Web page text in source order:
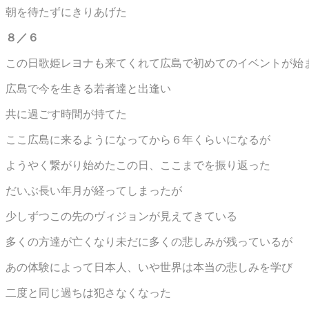
朝を待たずにきりあげた
８／６
この日歌姫レヨナも来てくれて広島で初めてのイベントが始
広島で今を生きる若者達と出逢い
共に過ごす時間が持てた
ここ広島に来るようになってから６年くらいになるが
ようやく繋がり始めたこの日、ここまでを振り返った
だいぶ長い年月が経ってしまったが
少しずつこの先のヴィジョンが見えてきている
多くの方達が亡くなり未だに多くの悲しみが残っているが
あの体験によって日本人、いや世界は本当の悲しみを学び
二度と同じ過ちは犯さなくなった